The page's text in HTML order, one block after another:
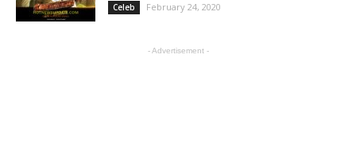
Celeb February 24, 2020
- Advertisement -